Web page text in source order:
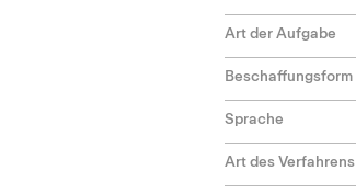
Art der Aufgabe
Beschaffungsform
Sprache
Art des Verfahrens